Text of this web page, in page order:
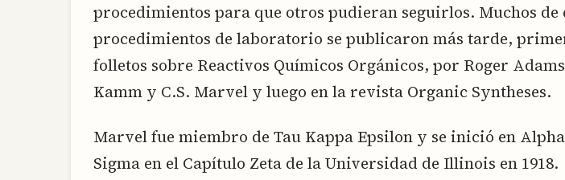
procedimientos para que otros pudieran seguirlos. Muchos de
procedimientos de laboratorio se publicaron más tarde,
folletos sobre Reactivos Químicos Orgánicos, por Roger
Kamm y C.S. Marvel y luego en la revista Organic Syntheses.
Marvel fue miembro de Tau Kappa Epsilon y se inició en
Sigma en el Capítulo Zeta de la Universidad de Illinois en 1918.